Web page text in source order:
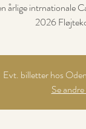
årlige intrnationale
2026
Evt. billetter hos
Se